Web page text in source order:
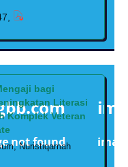
bagi
Literasi
Komplek Veteran
Nuristiqamah